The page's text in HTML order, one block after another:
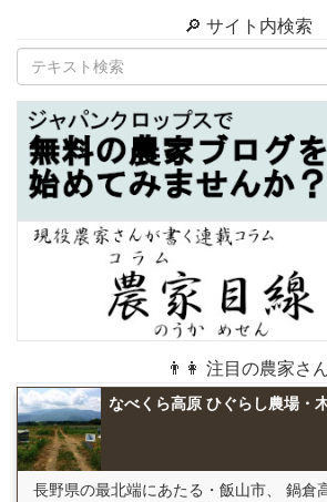
🔎 サイト内検索
👨👩 注目の農家さ
なべくら高原 ひぐらし農場・
長野県の最北端にあたる・飯山市、 鍋倉